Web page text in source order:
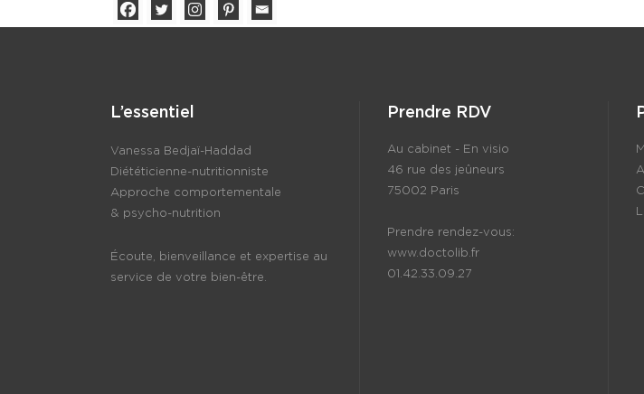
L’essentiel
Vanessa Bedjaï-Haddad
Diététicienne-nutritionniste
Approche comportementale
& psycho-nutrition
Écoute, bienveillance et expertise au
service de votre bien-être.
Prendre RDV
Au cabinet - En visio
46 rue des jeûneurs
75002 Paris
Prendre rendez-vous:
www.doctolib.fr
01.42.33.09.27